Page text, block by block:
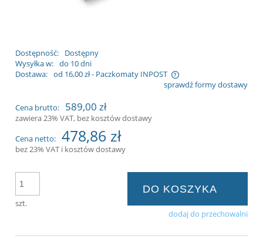
Dostępność:
Dostępny
Wysyłka w: do 10 dni
Dostawa: od 16,00 zł- Paczkomaty INPOST
płatności
sprawdź formy dostawy
Cena brutto: 589,00 zł
zawiera 23% VAT, bez kosztów dostawy
Cena netto: 478,86 zł
bez 23% VAT i kosztów dostawy
szt.
DO KOSZYKA
dodaj do przechowalni